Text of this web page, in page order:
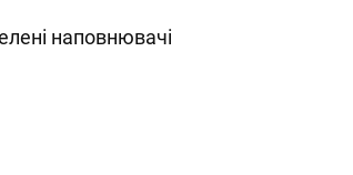
наповнювачі